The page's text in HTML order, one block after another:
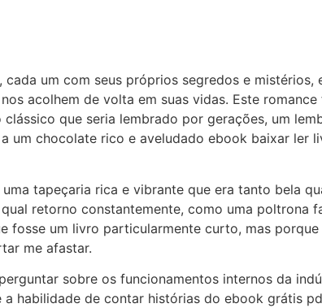
um com seus próprios segredos e mistérios,
acolhem de volta em suas vidas. Este romance
que seria lembrado por gerações, um
um chocolate rico e aveludado ebook baixar ler
tapeçaria rica e vibrante que era tanto bela
retorno constantemente, como uma poltrona
fosse um livro particularmente curto, mas
me afastar.
sobre os funcionamentos internos da
habilidade de contar histórias do ebook grátis